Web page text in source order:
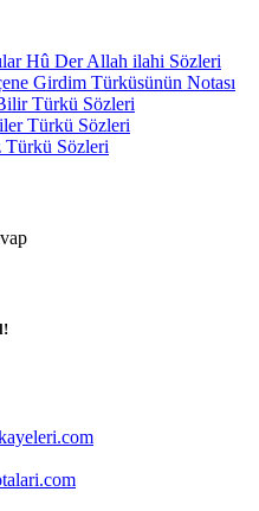
Hû Der Allah ilahi Sözleri
Girdim Türküsünün Notası
Türkü Sözleri
Türkü Sözleri
Türkü Sözleri